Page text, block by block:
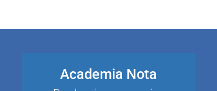
Academia Nota